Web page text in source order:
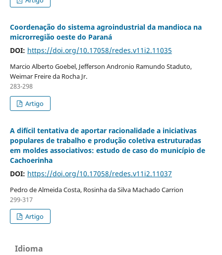
Coordenação do sistema agroindustrial da mandioca na
microrregião oeste do Paraná
DOI: https://doi.org/10.17058/redes.v11i2.11035
Marcio Alberto Goebel, Jefferson Andronio Ramundo Staduto,
Weimar Freire da Rocha Jr.
283-298
Artigo
A difícil tentativa de aportar racionalidade a iniciativas
populares de trabalho e produção coletiva estruturadas
em moldes associativos: estudo de caso do município de
Cachoerinha
DOI: https://doi.org/10.17058/redes.v11i2.11037
Pedro de Almeida Costa, Rosinha da Silva Machado Carrion
299-317
Artigo
Idioma